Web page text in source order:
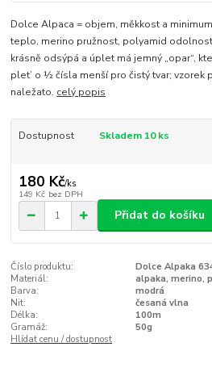
Dolce Alpaca = objem, měkkost a
teplo, merino pružnost, polyamid
krásně odsýpá a úplet má jemný „opar“,
plet’ o ½ čísla menší pro čistý tvar; vzorek
naležato. celý popis
Dostupnost Skladem 10 ks
180 Kč/ks
149 Kč bez DPH
Přidat do košíku
Číslo produktu:
Dolce Alpaka
Materiál:
alpaka, merino,
Barva:
modrá
Nit:
česaná vlna
Délka:
100m
Gramáž:
50g
Hlídat cenu / dostupnost